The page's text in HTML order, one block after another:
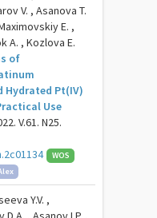
V. , Asanova T.
E. ,
A. , Kozlova E.
of
Hydrated Pt(IV)
Use
V.61. N25.
WOS
Y.V. ,